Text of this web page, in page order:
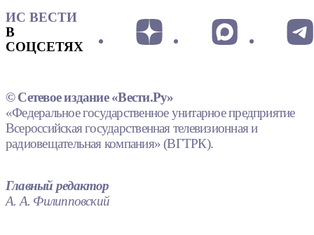
ИС ВЕСТИ
В
СОЦСЕТЯХ
© Сетевое издание «Вести.Ру»
«Федеральное государственное унитарное предприятие
Всероссийская государственная телевизионная и
радиовещательная компания» (ВГТРК).
Главный редактор
А. А. Филипповский